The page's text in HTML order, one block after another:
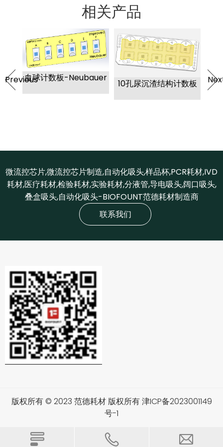
相关产品
Previous10孔尿沉渣结构计数板
适配伯乐（Bio-rad）细
胞计数板
微流控芯片,微流控芯片制造,自动化吸头,样品杯,PCR耗材,IVD
耗材,医疗耗材,检验耗材,实验耗材,分液管,导电吸头,阔口吸头,
叠盒吸头,自动化吸头-BIOFOUNT范德耗材制造商
联系我们
版权所有 © 2023 范德耗材 版权所有 津ICP备2023001149
号-1